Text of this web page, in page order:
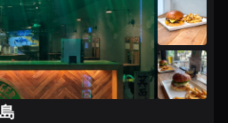
け
る
大
阪